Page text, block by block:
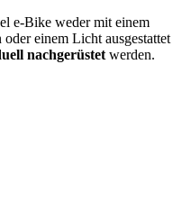
e-Bike weder mit einem
einem Licht ausgestattet
nachgerüstet werden.